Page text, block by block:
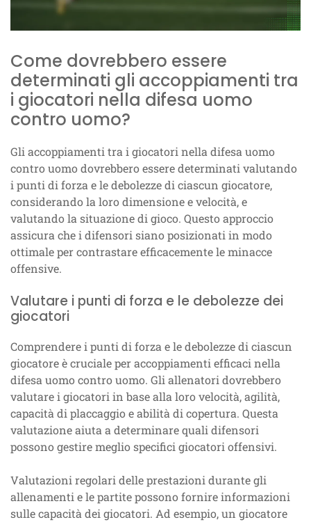
Come dovrebbero essere
determinati gli accoppiamenti tra
i giocatori nella difesa uomo
contro uomo?
Gli accoppiamenti tra i giocatori nella difesa uomo
contro uomo dovrebbero essere determinati valutando
i punti di forza e le debolezze di ciascun giocatore,
considerando la loro dimensione e velocità, e
valutando la situazione di gioco. Questo approccio
assicura che i difensori siano posizionati in modo
ottimale per contrastare efficacemente le minacce
offensive.
Valutare i punti di forza e le debolezze dei
giocatori
Comprendere i punti di forza e le debolezze di ciascun
giocatore è cruciale per accoppiamenti efficaci nella
difesa uomo contro uomo. Gli allenatori dovrebbero
valutare i giocatori in base alla loro velocità, agilità,
capacità di placcaggio e abilità di copertura. Questa
valutazione aiuta a determinare quali difensori
possono gestire meglio specifici giocatori offensivi.
Valutazioni regolari delle prestazioni durante gli
allenamenti e le partite possono fornire informazioni
sulle capacità dei giocatori. Ad esempio, un giocatore